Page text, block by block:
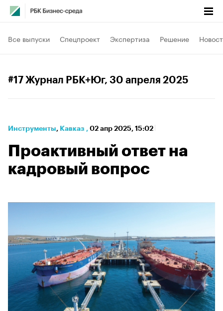
Все выпуски Спецпроект Экспертиза Решение
#17 Журнал РБК+Юг, 30 апреля 2025
Инструменты⁠, Кавказ , 02 апр 2025, 15:02
Проактивный ответ на
кадровый вопрос